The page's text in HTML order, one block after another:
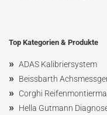
Top Kategorien & Produkte
» ADAS Kalibriersystem
» Beissbarth
» Corghi
» Hella Gutmann